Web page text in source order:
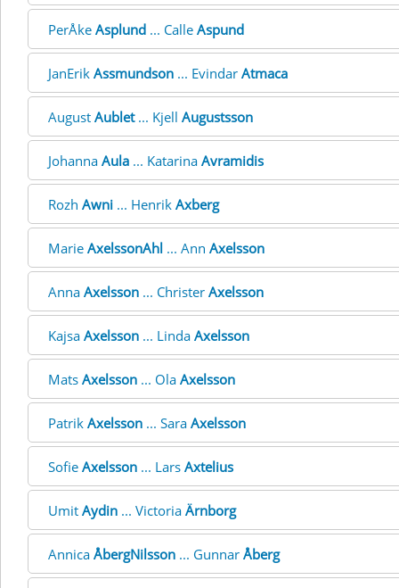
PerÅke Asplund ... Calle Aspund
JanErik Assmundson ... Evindar Atmaca
August Aublet... Kjell Augustsson
Johanna Aula ... Katarina Avramidis
Rozh Awni ... Henrik Axberg
Marie AxelssonAhl ... Ann Axelsson
Anna Axelsson ... Christer Axelsson
Kajsa Axelsson ... Linda Axelsson
Mats Axelsson ... Ola Axelsson
Patrik Axelsson ... Sara Axelsson
Sofie Axelsson ... Lars Axtelius
Umit Aydin ... Victoria Ärnborg
Annica ÅbergNilsson ... Gunnar Åberg